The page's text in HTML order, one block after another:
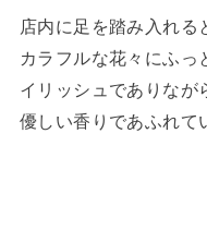
店内に足を踏み入れる
カラフルな花々にふっ
イリッシュでありなが
優しい香りであふれて